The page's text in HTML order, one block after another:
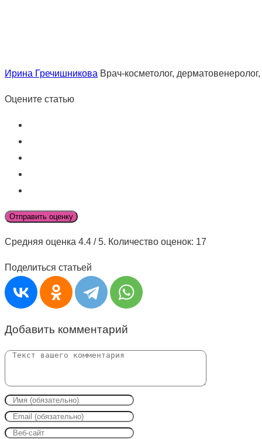
Ирина Гречишникова Врач-косметолог, дерматовенеролог,
Оцените статью
Отправить оценку
Средняя оценка 4.4 / 5. Количество оценок: 17
Поделиться статьей
Добавить комментарий